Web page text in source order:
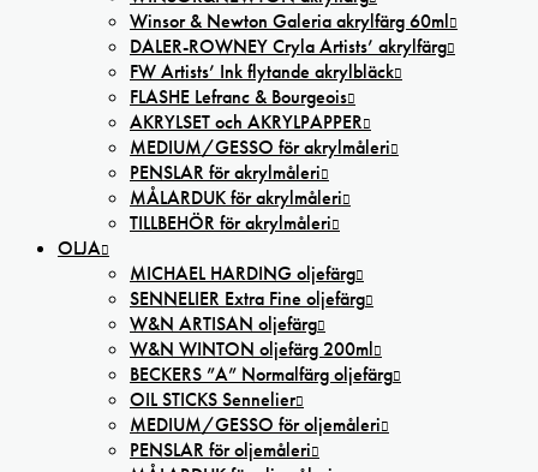
Winsor & Newton Galeria akrylfärg 60ml
DALER-ROWNEY Cryla Artists’ akrylfärg
FW Artists’ Ink flytande akrylbläck
FLASHE Lefranc & Bourgeois
AKRYLSET och AKRYLPAPPER
MEDIUM/GESSO för akrylmåleri
PENSLAR för akrylmåleri
MÅLARDUK för akrylmåleri
TILLBEHÖR för akrylmåleri
OLJA
MICHAEL HARDING oljefärg
SENNELIER Extra Fine oljefärg
W&N ARTISAN oljefärg
W&N WINTON oljefärg 200ml
BECKERS ”A” Normalfärg oljefärg
OIL STICKS Sennelier
MEDIUM/GESSO för oljemåleri
PENSLAR för oljemåleri